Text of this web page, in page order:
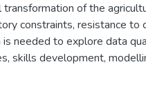
of the
constraints, resistance to
is needed to explore data
skills development,